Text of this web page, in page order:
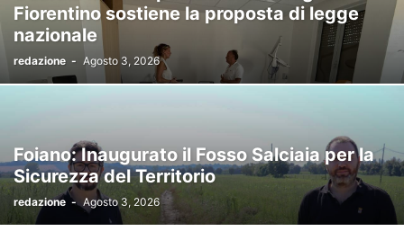
Fiorentino sostiene la proposta di legge
nazionale
redazione - Agosto 3, 2026
Foiano: Inaugurato il Fosso Salciaia per la
Sicurezza del Territorio
redazione - Agosto 3, 2026